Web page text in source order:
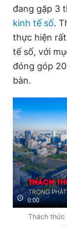
e
n
đang gặp 3
kinh tế số.
thực hiện
tế số, với
đóng góp
bàn.
0:00
Thách thức